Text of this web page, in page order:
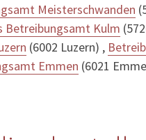
Meisterschwanden
Betreibungsamt Kulm
(6002 Luzern) ,
Emmen (6021